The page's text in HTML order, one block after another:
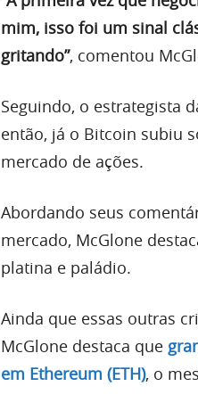
mim, isso foi um sinal
gritando”, comentou
Seguindo, o estrategista
então, já o Bitcoin subiu
mercado de ações.
Abordando seus
mercado, McGlone
platina e paládio.
Ainda que essas outras
McGlone destaca que
em Ethereum (ETH), o